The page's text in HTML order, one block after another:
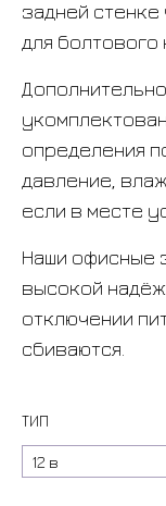
задней
для болтового
определения
давление,
если в месте
Наши офисные
высокой
отключении
сбиваются.
ТИП